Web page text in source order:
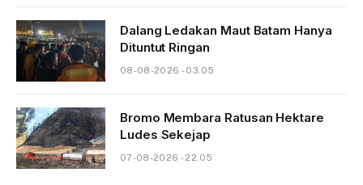
Dalang Ledakan Maut Batam Hanya
Dituntut Ringan
08-08-2026 - 03.05
Bromo Membara Ratusan Hektare
Ludes Sekejap
07-08-2026 - 22.05